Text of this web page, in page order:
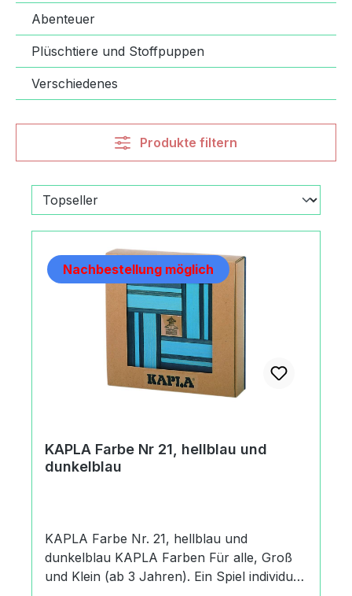
Abenteuer
Plüschtiere und Stoffpuppen
Verschiedenes
Produkte filtern
Nachbestellung möglich
KAPLA Farbe Nr 21, hellblau und
dunkelblau
KAPLA Farbe Nr. 21, hellblau und
dunkelblau KAPLA Farben Für alle, Groß
und Klein (ab 3 Jahren). Ein Spiel individuell